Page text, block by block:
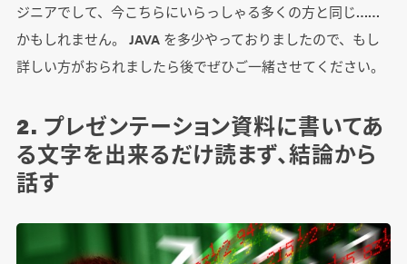
ジニアでして、今こちらにいらっしゃる多くの方と同じ……
かもしれません。 JAVA を多少やっておりましたので、もし
詳しい方がおられましたら後でぜひご一緒させてください。
2. プレゼンテーション資料に書いてあ
る文字を出来るだけ読まず、結論から
話す